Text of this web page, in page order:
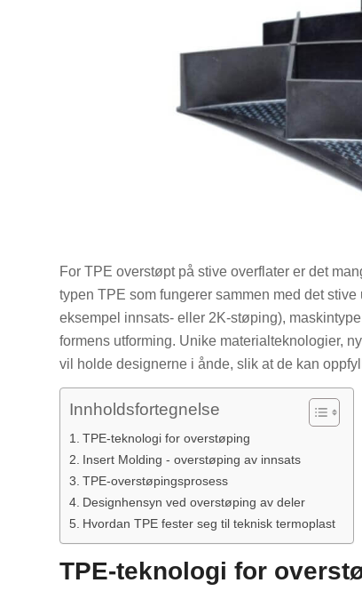
For TPE overstøpt på stive overflater er det
typen TPE som fungerer sammen med det
eksempel innsats- eller 2K-støping),
formens utforming. Unike materialteknologier,
vil holde designerne i ånde, slik at de kan
Innholdsfortegnelse
TPE-teknologi for overstøping
Insert Molding - overstøping av innsats
TPE-overstøpingsprosess
Designhensyn ved overstøping av deler
Hvordan TPE fester seg til teknisk termoplast
TPE-teknologi for